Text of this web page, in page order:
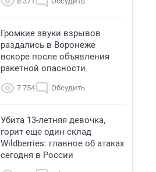
Громкие звуки взрывов
раздались в Воронеже
вскоре после объявления
ракетной опасности
7 754 Обсудить
Убита 13-летняя девочка,
горит еще один склад
Wildberries: главное об атаках
сегодня в России